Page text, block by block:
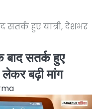
सतर्क हुए यात्री, देशभर
बाद सतर्क हुए
लेकर बढ़ी मांग